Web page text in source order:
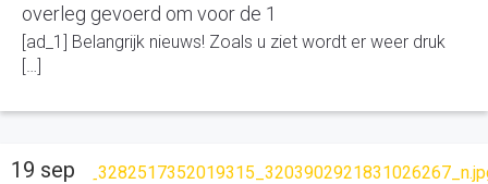
overleg gevoerd om voor de 1
[ad_1] Belangrijk nieuws! Zoals u ziet wordt er weer druk
[…]
19 sep